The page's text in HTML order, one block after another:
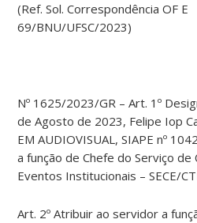
(Ref. Sol. Correspondência OF E
69/BNU/UFSC/2023)
Nº 1625/2023/GR – Art. 1º
de Agosto de 2023, Felipe Iop
EM AUDIOVISUAL, SIAPE nº
a função de Chefe do Serviço de
Eventos Institucionais – SECE/
Art. 2º Atribuir ao servidor a